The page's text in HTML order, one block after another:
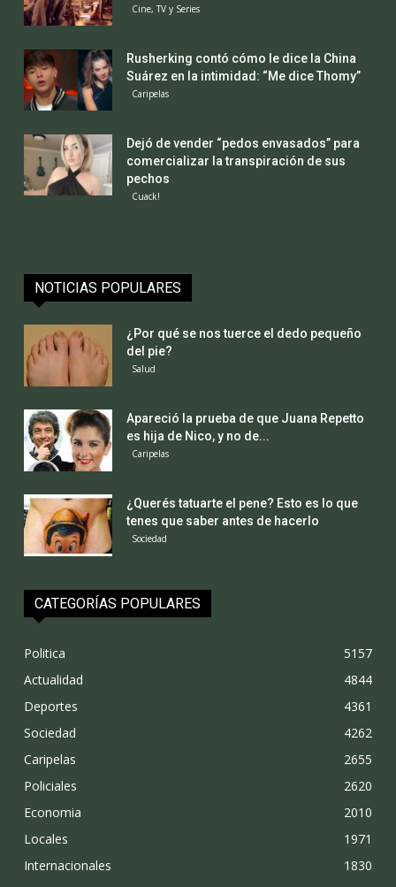
Cine, TV y Series
Rusherking contó cómo le dice la China
Suárez en la intimidad: “Me dice Thomy”
Caripelas
Dejó de vender “pedos envasados” para
comercializar la transpiración de sus
pechos
Cuack!
NOTICIAS POPULARES
¿Por qué se nos tuerce el dedo pequeño
del pie?
Salud
Apareció la prueba de que Juana Repetto
es hija de Nico, y no de...
Caripelas
¿Querés tatuarte el pene? Esto es lo que
tenes que saber antes de hacerlo
Sociedad
CATEGORÍAS POPULARES
Politica
5157
Actualidad
4844
Deportes
4361
Sociedad
4262
Caripelas
2655
Policiales
2620
Economia
2010
Locales
1971
Internacionales
1830